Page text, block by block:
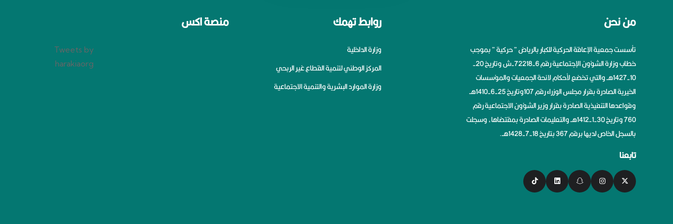
من نحن
تأسست جمعية الإعاقة الحركية للكبار بالرياض ” حركية ” بموجب
خطاب وزارة الشؤون الإجتماعية رقم 6-72218-ش وتاريخ 20-
10-1427هــ والتي تخضع لأحكام لائحة الجمعيات والمؤسسات
الخيرية الصادرة بقرار مجلس الوزراء رقم 107وتاريخ 25-6-1410هــ
وقواعدها التنفيذية الصادرة بقرار وزير الشؤون الاجتماعية رقم
760 وتاريخ 30-1-1412هــ والتعليمات الصادرة بمقتضاها، وسجلت
بالسجل الخاص لديها برقم 367 بتاريخ 18-7-1428هــ.
تابعنا
روابط تهمك
وزارة الداخلية
المركز الوطني لتنمية القطاع غير الربحي
وزارة الموارد البشرية والتنمية الاجتماعية
منصة اكس
Tweets by
harakiaorg